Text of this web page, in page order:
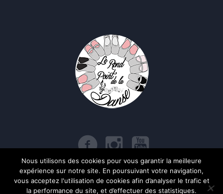
Politique de confidentialité / Le Rond Point de la Danse © 2017 | Tous
droits réservés
Nous utilisons des cookies pour vous garantir la meilleure
expérience sur notre site. En poursuivant votre navigation,
vous acceptez l'utilisation de cookies afin d’analyser le trafic et
la performance du site, et d’effectuer des statistiques.